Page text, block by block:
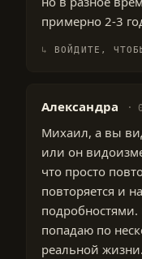
примерно 2-3
ВОЙДИТЕ,
Александра
Михаил, а вы
или он
что просто
повторяется и
подробностями.
попадаю по
реальной